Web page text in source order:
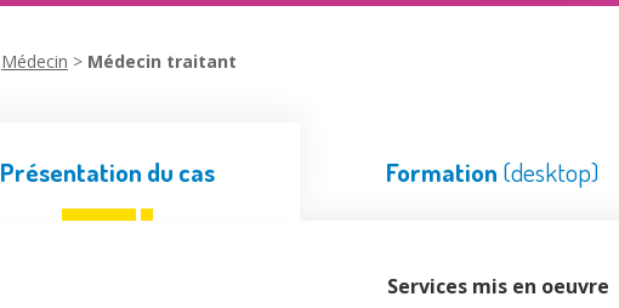
Médecin > Médecin traitant
Présentation du cas Formation (desktop)
Services mis en oeuvre